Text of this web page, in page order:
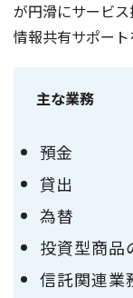
が円滑にサービ
情報共有サポート
主な業務
預金
貸出
為替
投資型商品
信託関連業